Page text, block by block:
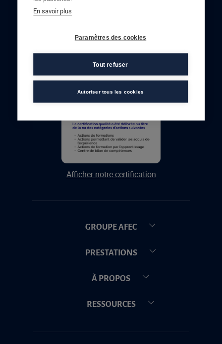
Afficher notre certification
GROUPE AFEC
PRESTATIONS
À PROPOS
RESSOURCES
En savoir plus
Paramètres des cookies
Tout refuser
Autoriser tous les cookies